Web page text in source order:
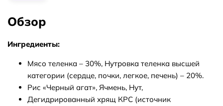
Обзор
Ингредиенты:
Мясо теленка – 30%, Нутровка теленка высшей
категории (с­ердце, почки, легкое, печень) – 20%.
Рис «Черный агат», Ячмень, Нут,
Дегидрированный хрящ КРС (источник